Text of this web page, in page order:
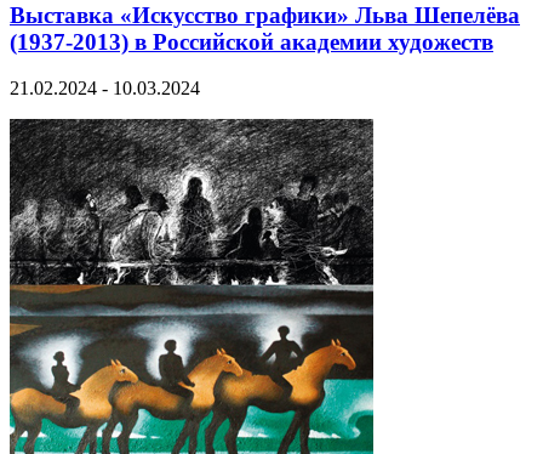
Выставка «Искусство графики» Льва Шепелёва
(1937-2013) в Российской академии художеств
21.02.2024 - 10.03.2024